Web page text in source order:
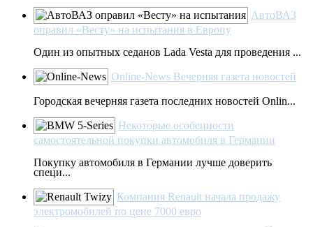
АвтоВАЗ
оправил «Весту» на испытания в Европу
Один из опытных седанов Lada Vesta для проведения ...
Online-News Вечерняя газета новостей
Городская вечерняя газета последних новостей Onlin...
Некоторые особенности
самостоятельной покупки автомобиля в Германии
Покупку автомобиля в Германии лучше доверить
специ...
Компания Renault начала продажу
электромобилей по цене 7000 евро